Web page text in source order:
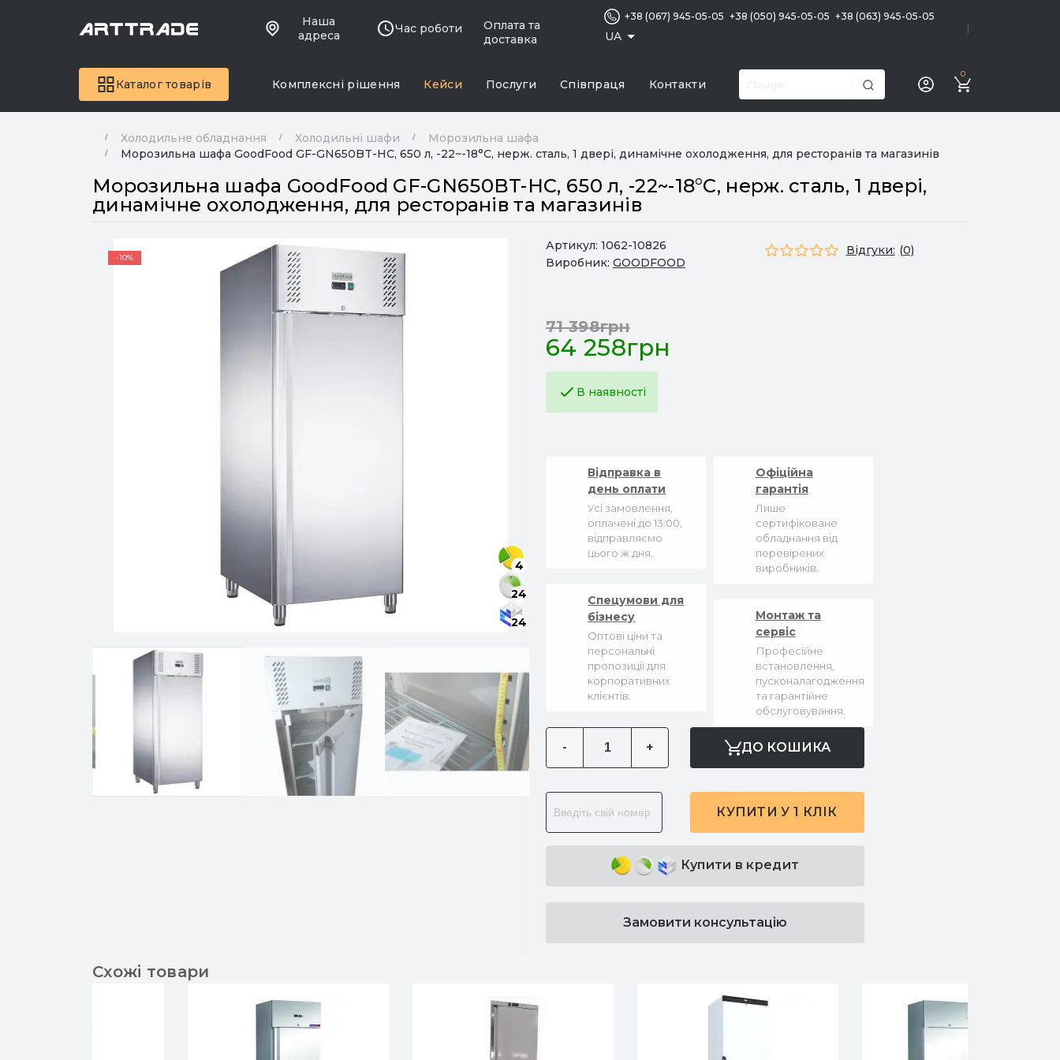
Наша
адреса
Час роботи
Оплата та
доставка
UA
+38 (067) 945-05-05 +38 (050) 945-05-05 +38 (063) 945-05-05
Каталог товарів Комплексні рішення Кейси Послуги Співпраця Контакти
0
Холодильне обладнання Холодильні шафи
Морозильна шафа
Морозильна шафа GoodFood GF-GN650BT-HC, 650 л, -22~-18°C, нерж. сталь, 1 двері, динамічне охолодження, для ресторанів та магазинів
Морозильна шафа GoodFood GF-GN650BT-HC, 650 л, -22~-18°C, нерж. сталь, 1 двері,
динамічне охолодження, для ресторанів та магазинів
-10%
4
24
24
Артикул: 1062-10826
Виробник: GOODFOOD
Відгуки: (0)
64 258грн
71 398грн
В наявності
Відправка в
день оплати
Усі замовлення,
оплачені до 13:00,
відправляємо
цього ж дня.
Офіційна
гарантія
Лише
сертифіковане
обладнання від
перевірених
виробників.
Спецумови для
бізнесу
Оптові ціни та
персональні
пропозиції для
корпоративних
клієнтів.
Монтаж та
сервіс
Професійне
встановлення,
пусконалагодження
та гарантійне
обслуговування.
- + ДО КОШИКА
КУПИТИ У 1 КЛІК
Купити в кредит
Замовити консультацію
Схожі товари